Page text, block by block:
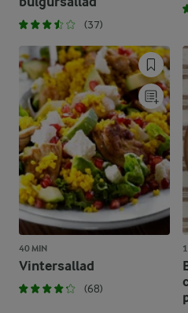
(37)
40 MIN
Vintersallad
(68)